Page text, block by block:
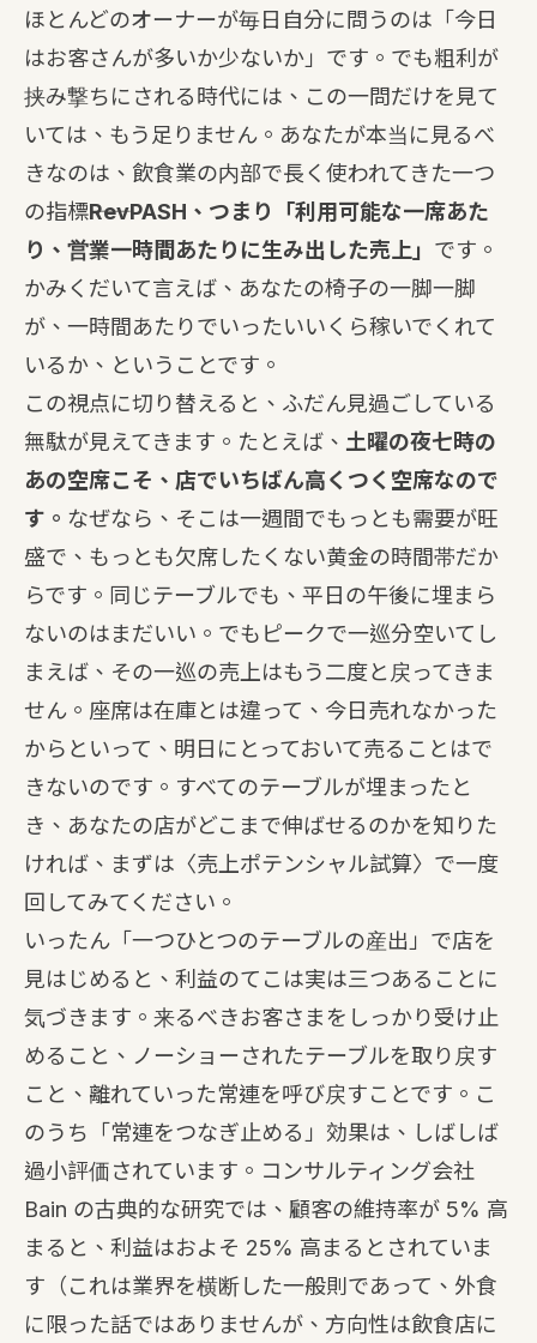
ほとんどのオーナーが毎日自分に問うのは「今日
はお客さんが多いか少ないか」です。でも粗利が
挟み撃ちにされる時代には、この一問だけを見て
いては、もう足りません。あなたが本当に見るべ
きなのは、飲食業の内部で長く使われてきた一つ
の指標――RevPASH、つまり「利用可能な一席あた
り、営業一時間あたりに生み出した売上」 です。
かみくだいて言えば、あなたの椅子の一脚一脚
が、一時間あたりでいったいいくら稼いでくれて
いるか、ということです。
この視点に切り替えると、ふだん見過ごしている
無駄が見えてきます。たとえば、 土曜の夜七時の
あの空席こそ、店でいちばん高くつく空席なので
す。 なぜなら、そこは一週間でもっとも需要が旺
盛で、もっとも欠席したくない黄金の時間帯だか
らです。同じテーブルでも、平日の午後に埋まら
ないのはまだいい。でもピークで一巡分空いてし
まえば、その一巡の売上はもう二度と戻ってきま
せん。座席は在庫とは違って、今日売れなかった
からといって、明日にとっておいて売ることはで
きないのです。すべてのテーブルが埋まったと
き、あなたの店がどこまで伸ばせるのかを知りた
ければ、まずは〈売上ポテンシャル試算〉で一度
回してみてください。
いったん「一つひとつのテーブルの産出」で店を
見はじめると、利益のてこは実は三つあることに
気づきます。来るべきお客さまをしっかり受け止
めること、ノーショーされたテーブルを取り戻す
こと、離れていった常連を呼び戻すことです。こ
のうち「常連をつなぎ止める」効果は、しばしば
過小評価されています。コンサルティング会社
Bain の古典的な研究では、顧客の維持率が 5% 高
まると、利益はおよそ 25% 高まるとされていま
す（これは業界を横断した一般則であって、外食
に限った話ではありませんが、方向性は飲食店に